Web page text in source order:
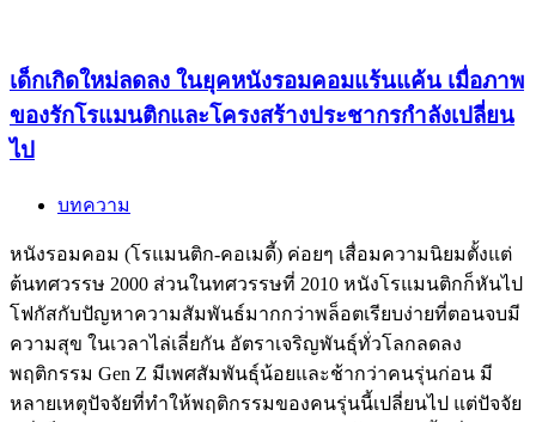
เด็กเกิดใหม่ลดลง ในยุคหนังรอมคอมแร้นแค้น เมื่อภาพ
ของรักโรแมนติกและโครงสร้างประชากรกำลังเปลี่ยน
ไป
บทความ
หนังรอมคอม (โรแมนติก-คอเมดี้) ค่อยๆ เสื่อมความนิยมตั้งแต่
ต้นทศวรรษ 2000 ส่วนในทศวรรษที่ 2010 หนังโรแมนติกก็หันไป
โฟกัสกับปัญหาความสัมพันธ์มากกว่าพล็อตเรียบง่ายที่ตอนจบมี
ความสุข ในเวลาไล่เลี่ยกัน อัตราเจริญพันธุ์ทั่วโลกลดลง
พฤติกรรม Gen Z มีเพศสัมพันธุ์น้อยและช้ากว่าคนรุ่นก่อน มี
หลายเหตุปัจจัยที่ทำให้พฤติกรรมของคนรุ่นนี้เปลี่ยนไป แต่ปัจจัย